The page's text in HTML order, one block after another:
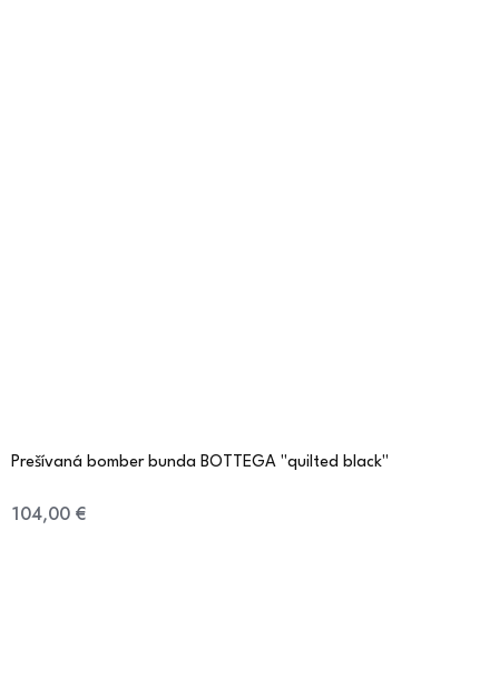
Prešívaná bomber bunda BOTTEGA "quilted black"
104,00 €